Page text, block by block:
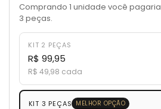
Comprando 1 unidade você pagaria
3 peças.
KIT 2 PEÇAS
R$ 99,95
R$ 49,98 cada
KIT 3 PEÇAS MELHOR OPÇÃO